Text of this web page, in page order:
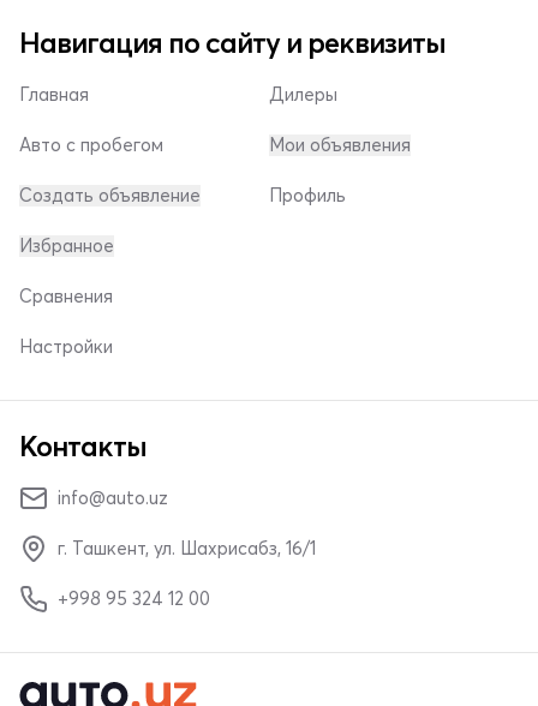
Навигация по сайту и реквизиты
Главная
Авто с пробегом
Создать объявление
Дилеры
Мои объявления
Профиль
Избранное
Сравнения
Настройки
Контакты
info@auto.uz
г. Ташкент, ул. Шахрисабз, 16/1
+998 95 324 12 00